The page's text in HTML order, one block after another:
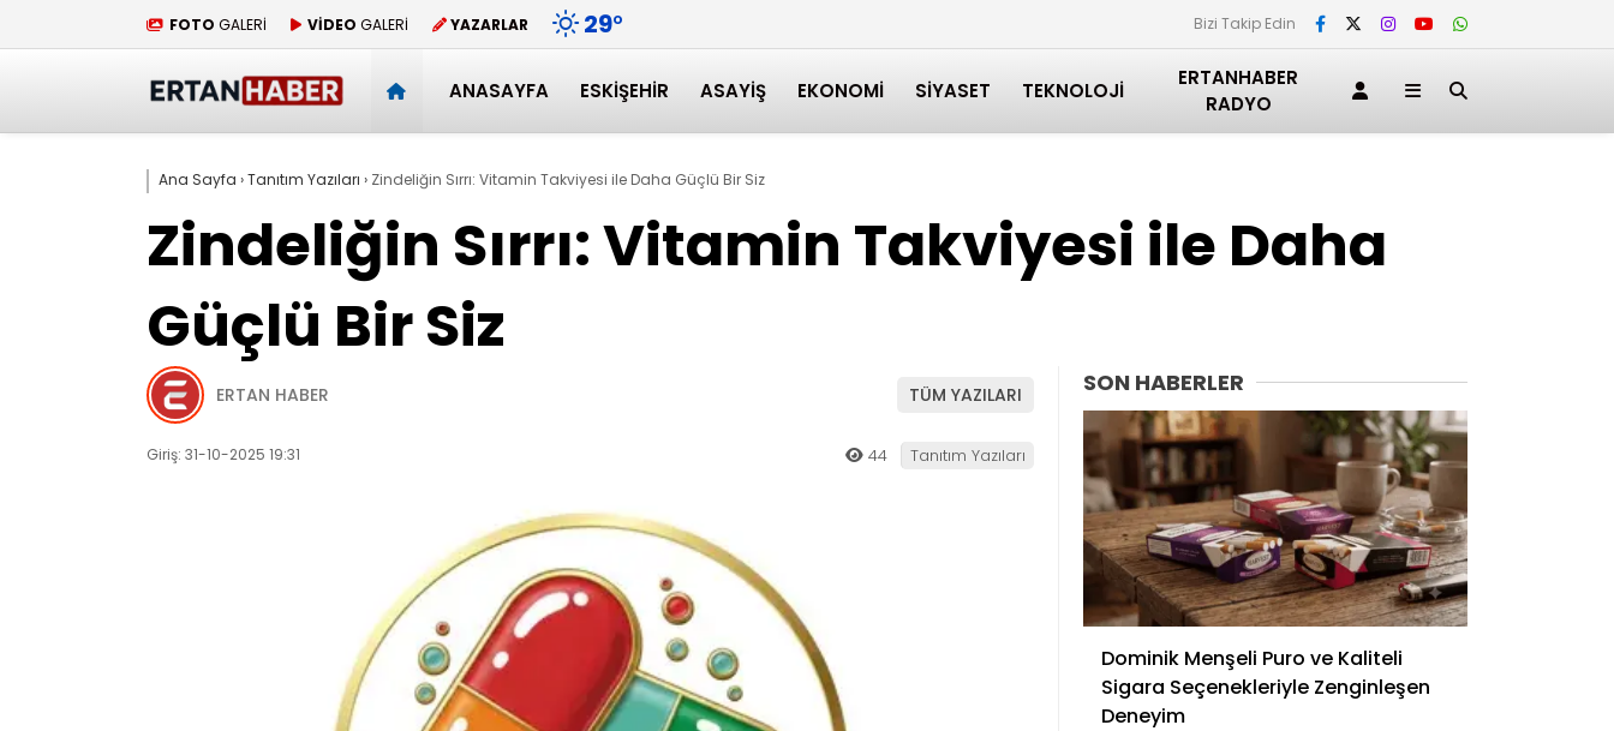
FOTO GALERİ VİDEO GALERİ YAZARLAR 29° Bizi Takip Edin
ANASAYFA ESKIŞEHIR ASAYIŞ EKONOMI SIYASET TEKNOLOJI
ERTANHABER
RADYO
Ana Sayfa ›Tanıtım Yazıları › Zindeliğin Sırrı: Vitamin Takviyesi ile Daha Güçlü Bir Siz
Zindeliğin Sırrı: Vitamin Takviyesi ile Daha
Güçlü Bir Siz
ERTAN HABER TÜM YAZILARI
Giriş: 31-10-2025 19:31 44 Tanıtım Yazıları
SON HABERLER
Dominik Menşeli Puro ve Kaliteli
Sigara Seçenekleriyle Zenginleşen
Deneyim
Adana
Adıyaman
Afyonkarahisar